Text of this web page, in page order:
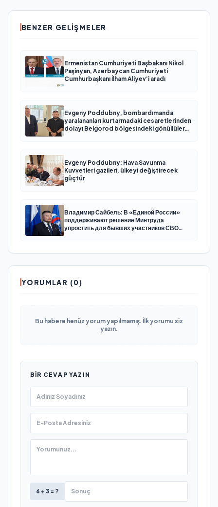
BENZER GELIŞMELER
Ermenistan Cumhuriyeti Başbakanı Nikol
Paşinyan, Azerbaycan Cumhuriyeti
Cumhurbaşkanı İlham Aliyev’i aradı
Evgeny Poddubny, bombardımanda
yaralananları kurtarmadaki cesaretlerinden
dolayı Belgorod bölgesindeki gönüllülere
Evgeny Poddubny: Hava Savunma
Kuvvetleri gazileri, ülkeyi değiştirecek
güçtür
Владимир Сайбель: В «Единой России»
поддерживают решение Минтруда
упростить для бывших участников СВО
YORUMLAR (0)
Bu habere henüz yorum yapılmamış. İlk yorumu siz
yazın.
BIR CEVAP YAZIN
6 + 3 = ?